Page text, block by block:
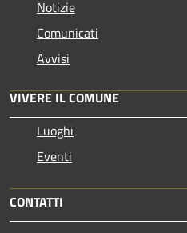
Notizie
Comunicati
Avvisi
VIVERE IL COMUNE
Luoghi
Eventi
CONTATTI